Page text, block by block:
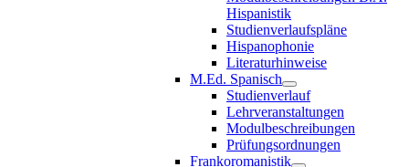
Hispanistik
Studienverlaufspläne
Hispanophonie
Literaturhinweise
M.Ed. Spanisch
Studienverlauf
Lehrveranstaltungen
Modulbeschreibungen
Prüfungsordnungen
Frankoromanistik